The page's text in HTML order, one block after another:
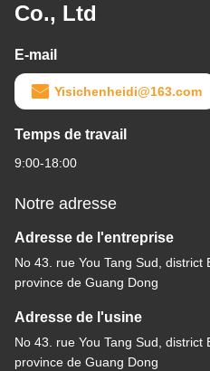
Co., Ltd
E-mail
Yisichenheidi@163.com
Temps de travail
9:00-18:00
Notre adresse
Adresse de l'entreprise
No 43. rue You Tang Sud, district
province de Guang Dong
Adresse de l'usine
No 43. rue You Tang Sud, district
province de Guang Dong